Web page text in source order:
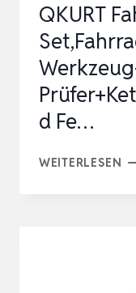
QKURT
d Fe…
WEITERLESEN